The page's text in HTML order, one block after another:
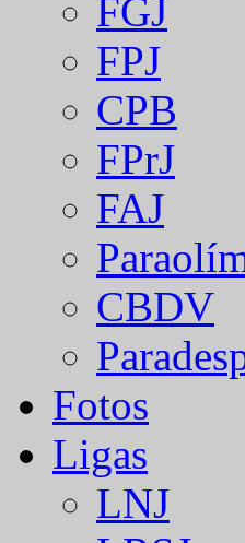
FGJ
FPJ
CPB
FPrJ
FAJ
CBDV
Fotos
Ligas
LNJ